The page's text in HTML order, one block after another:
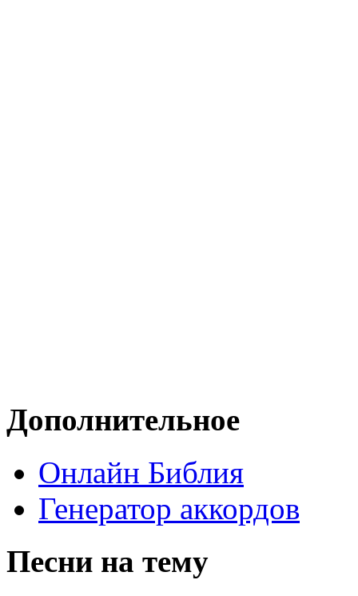
Дополнительное
Онлайн Библия
Генератор аккордов
Песни на тему